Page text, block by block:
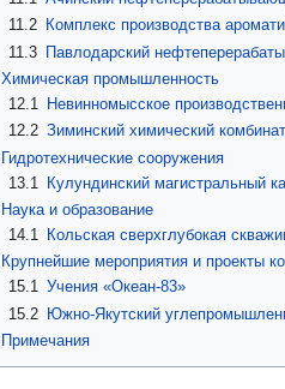
11.2
Комплекс производства
11.3 Павлодарский
Химическая промышленность
12.1
Невинномысское
12.2 Зиминский химический
Гидротехнические сооружения
13.1
Кулундинский магистральный
Наука и образование
14.1
Кольская сверхглубокая
Крупнейшие мероприятия и проекты
15.1 Учения «Океан-83»
15.2 Южно-Якутский
Примечания